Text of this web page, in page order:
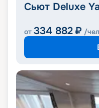
Сьют Deluxe
от 334 882 ₽ /чел